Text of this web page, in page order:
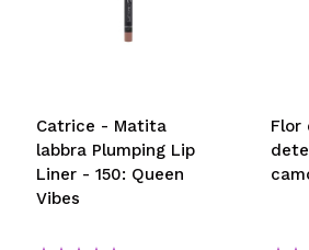
Catrice - Matita
labbra Plumping Lip
Liner - 150: Queen
Vibes
Flor